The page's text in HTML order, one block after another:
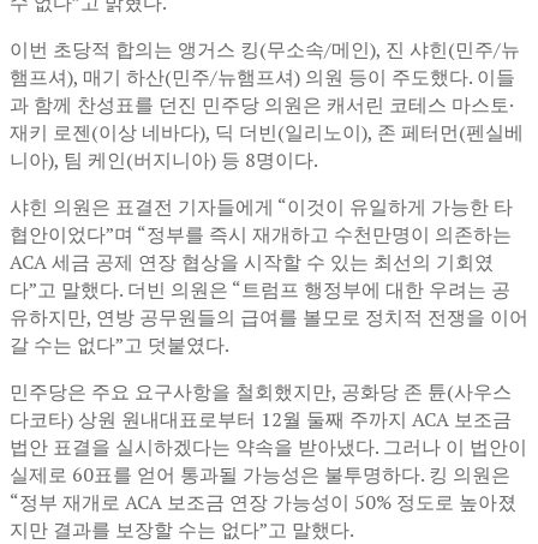
이번 초당적 합의는 앵거스 킹(무소속/메인), 진 샤힌(민주/뉴
햄프셔), 매기 하산(민주/뉴햄프셔) 의원 등이 주도했다. 이들
과 함께 찬성표를 던진 민주당 의원은 캐서린 코테스 마스토·
재키 로젠(이상 네바다), 딕 더빈(일리노이), 존 페터먼(펜실베
니아), 팀 케인(버지니아) 등 8명이다.
샤힌 의원은 표결전 기자들에게 “이것이 유일하게 가능한 타
협안이었다”며 “정부를 즉시 재개하고 수천만명이 의존하는
ACA 세금 공제 연장 협상을 시작할 수 있는 최선의 기회였
다”고 말했다. 더빈 의원은 “트럼프 행정부에 대한 우려는 공
유하지만, 연방 공무원들의 급여를 볼모로 정치적 전쟁을 이어
갈 수는 없다”고 덧붙였다.
민주당은 주요 요구사항을 철회했지만, 공화당 존 튠(사우스
다코타) 상원 원내대표로부터 12월 둘째 주까지 ACA 보조금
법안 표결을 실시하겠다는 약속을 받아냈다. 그러나 이 법안이
실제로 60표를 얻어 통과될 가능성은 불투명하다. 킹 의원은
“정부 재개로 ACA 보조금 연장 가능성이 50% 정도로 높아졌
지만 결과를 보장할 수는 없다”고 말했다.